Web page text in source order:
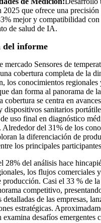
2025 que ofrece una precisión
mejor y compatibilidad con
de salud de IA.
del informe
mercado Sensores de
cobertura completa de la
los conocimientos regionales
dan forma al panorama de
cobertura se centra en
dispositivos sanitarios
uso final en diagnóstico
Alrededor del 31% de los
la diferenciación de
los principales
28% del análisis hace
los flujos comerciales
producción. Casi el 33 % de
competitivo,
detalladas de las empresas,
estratégicas.
examina desafíos emergentes